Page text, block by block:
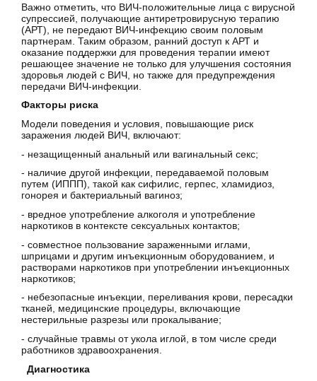
Важно отметить, что ВИЧ-положительные лица с вирусной
супрессией, получающие антиретровирусную терапию
(АРТ), не передают ВИЧ-инфекцию своим половым
партнерам. Таким образом, ранний доступ к АРТ и
оказание поддержки для проведения терапии имеют
решающее значение не только для улучшения состояния
здоровья людей с ВИЧ, но также для предупреждения
передачи ВИЧ-инфекции.
Факторы риска
Модели поведения и условия, повышающие риск
заражения людей ВИЧ, включают:
- незащищенный анальный или вагинальный секс;
- наличие другой инфекции, передаваемой половым
путем (ИППП), такой как сифилис, герпес, хламидиоз,
гонорея и бактериальный вагиноз;
- вредное употребление алкоголя и употребление
наркотиков в контексте сексуальных контактов;
- совместное пользование зараженными иглами,
шприцами и другим инъекционным оборудованием, и
растворами наркотиков при употреблении инъекционных
наркотиков;
- небезопасные инъекции, переливания крови, пересадки
тканей, медицинские процедуры, включающие
нестерильные разрезы или прокалывание;
- случайные травмы от укола иглой, в том числе среди
работников здравоохранения.
Диагностика